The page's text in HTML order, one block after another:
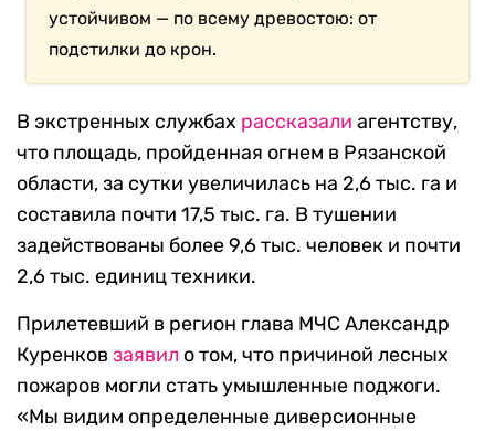
устойчивом — по всему древостою: от
подстилки до крон.
В экстренных службах рассказали агентству,
что площадь, пройденная огнем в Рязанской
области, за сутки увеличилась на 2,6 тыс. га и
составила почти 17,5 тыс. га. В тушении
задействованы более 9,6 тыс. человек и почти
2,6 тыс. единиц техники.
Прилетевший в регион глава МЧС Александр
Куренков заявил о том, что причиной лесных
пожаров могли стать умышленные поджоги.
«Мы видим определенные диверсионные